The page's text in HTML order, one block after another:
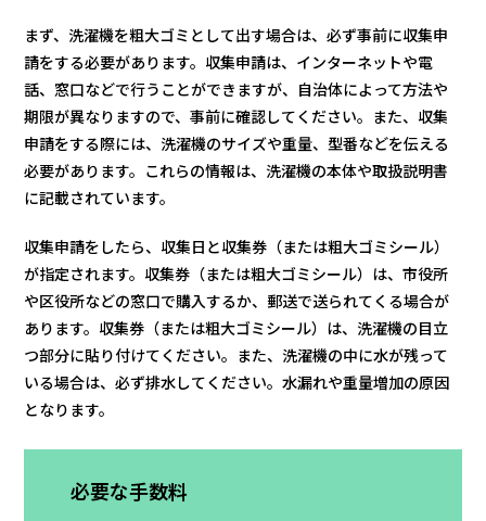
まず、洗濯機を粗大ゴミとして出す場合は、必ず事前に収集申
請をする必要があります。収集申請は、インターネットや電
話、窓口などで行うことができますが、自治体によって方法や
期限が異なりますので、事前に確認してください。また、収集
申請をする際には、洗濯機のサイズや重量、型番などを伝える
必要があります。これらの情報は、洗濯機の本体や取扱説明書
に記載されています。
収集申請をしたら、収集日と収集券（または粗大ゴミシール）
が指定されます。収集券（または粗大ゴミシール）は、市役所
や区役所などの窓口で購入するか、郵送で送られてくる場合が
あります。収集券（または粗大ゴミシール）は、洗濯機の目立
つ部分に貼り付けてください。また、洗濯機の中に水が残って
いる場合は、必ず排水してください。水漏れや重量増加の原因
となります。
必要な手数料